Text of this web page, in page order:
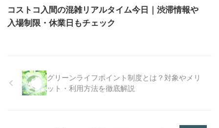
コストコ入間の混雑リアルタイム今日｜渋滞情報や
入場制限・休業日もチェック
グリーンライフポイント制度とは？対象やメリ
ット・利用方法を徹底解説